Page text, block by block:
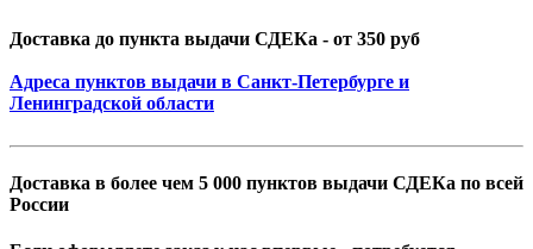
Доставка до пункта выдачи СДЕКа - от 350 руб
Адреса пунктов выдачи в Санкт-Петербурге и
Ленинградской области
Доставка в более чем 5 000 пунктов выдачи СДЕКа по всей
России